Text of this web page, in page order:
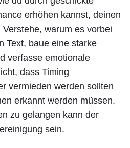
erhöhen kannst, deinen
warum es vorbei
Text, baue eine starke
verfasse emotionale
dass Timing
vermieden werden sollten
erkannt werden müssen.
zu gelangen kann der
sein.